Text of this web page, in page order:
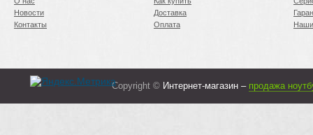
Новости
Контакты
Доставка
Оплата
Copyright © Интернет-магазин – продажа